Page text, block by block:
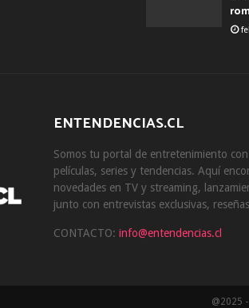
ENTENDENCIAS.CL
Somos tu portal de entretenimiento
películas, series y tendencias. Aquí
novedades en TV y streaming,
junto con entrevistas exclusivas,
CONTACTO: info@entendencias.cl
@2025